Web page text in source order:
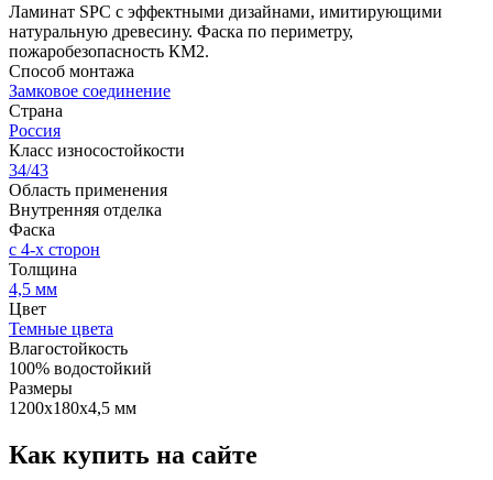
Ламинат SPC с эффектными дизайнами, имитирующими
натуральную древесину. Фаска по периметру,
пожаробезопасность КМ2.
Способ монтажа
Замковое соединение
Страна
Россия
Класс износостойкости
34/43
Область применения
Внутренняя отделка
Фаска
с 4-х сторон
Толщина
4,5 мм
Цвет
Темные цвета
Влагостойкость
100% водостойкий
Размеры
1200х180х4,5 мм
Как купить на сайте